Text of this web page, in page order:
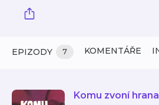
EPIZODY 7 KOMENTÁŘE
Komu zvoní hrana